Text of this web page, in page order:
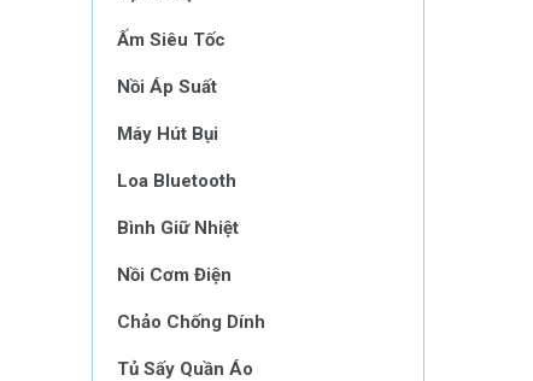
Ấm Siêu Tốc
Nồi Áp Suất
Máy Hút Bụi
Loa Bluetooth
Bình Giữ Nhiệt
Nồi Cơm Điện
Chảo Chống Dính
Tủ Sấy Quần Áo